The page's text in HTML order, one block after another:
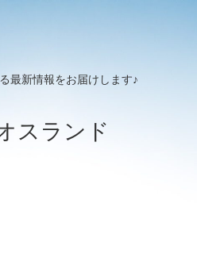
最新情報をお届けします♪
スランド